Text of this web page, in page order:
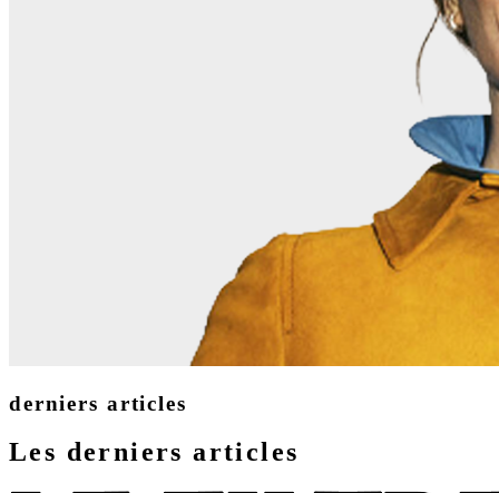
derniers articles
Les derniers articles